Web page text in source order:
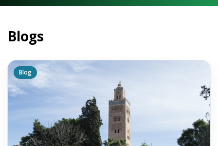
Blogs
Blog